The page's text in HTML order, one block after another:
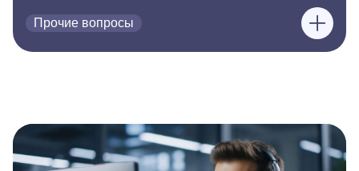
Прочие вопросы